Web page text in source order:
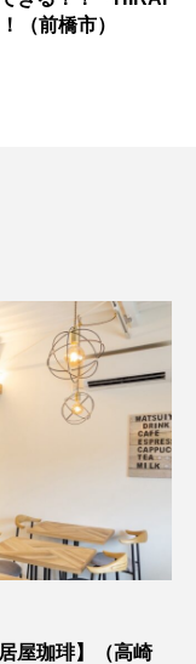
（前橋市）
屋珈琲】（高崎